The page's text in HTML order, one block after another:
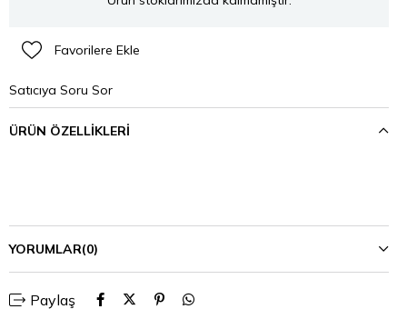
Favorilere Ekle
Satıcıya Soru Sor
ÜRÜN ÖZELLIKLERI
YORUMLAR(0)
Paylaş